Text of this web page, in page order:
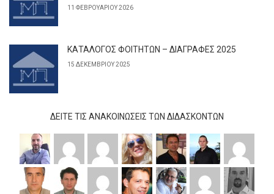
11 ΦΕΒΡΟΥΑΡΊΟΥ 2026
ΚΑΤΑΛΟΓΟΣ ΦΟΙΤΗΤΩΝ – ΔΙΑΓΡΑΦΕΣ 2025
15 ΔΕΚΕΜΒΡΊΟΥ 2025
ΔΕΊΤΕ ΤΙΣ ΑΝΑΚΟΙΝΏΣΕΙΣ ΤΩΝ ΔΙΔΆΣΚΟΝΤΩΝ